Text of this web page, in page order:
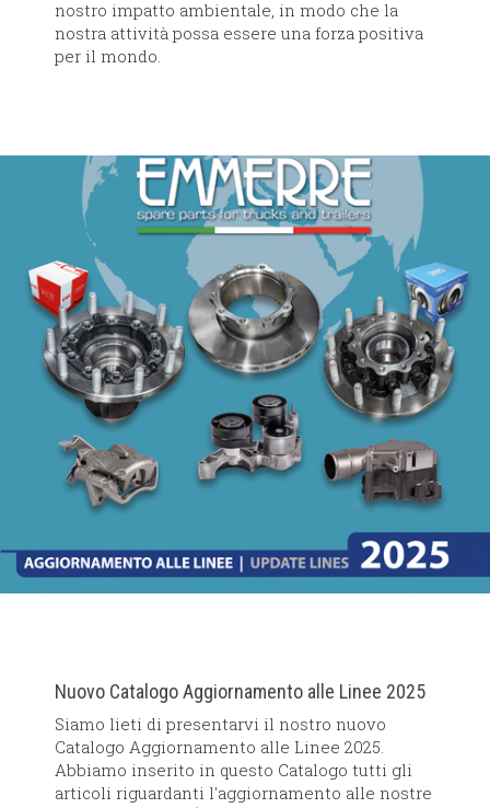
nostro impatto ambientale, in modo che la
nostra attività possa essere una forza positiva
per il mondo.
Nuovo Catalogo Aggiornamento alle Linee 2025
Siamo lieti di presentarvi il nostro nuovo
Catalogo Aggiornamento alle Linee 2025.
Abbiamo inserito in questo Catalogo tutti gli
articoli riguardanti l'aggiornamento alle nostre